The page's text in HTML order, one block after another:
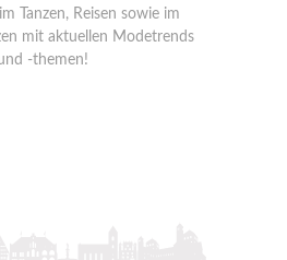
Tanzen, Reisen sowie im
mit aktuellen Modetrends
-themen!